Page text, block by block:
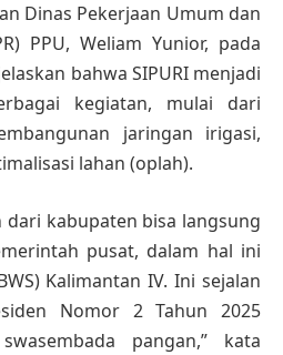
Dinas Pekerjaan Umum dan
PPU, Weliam Yunior, pada
bahwa SIPURI menjadi
kegiatan, mulai dari
jaringan irigasi,
lahan (oplah).
dari kabupaten bisa langsung
pusat, dalam hal ini
Kalimantan IV. Ini sejalan
Nomor 2 Tahun 2025
pangan,” kata